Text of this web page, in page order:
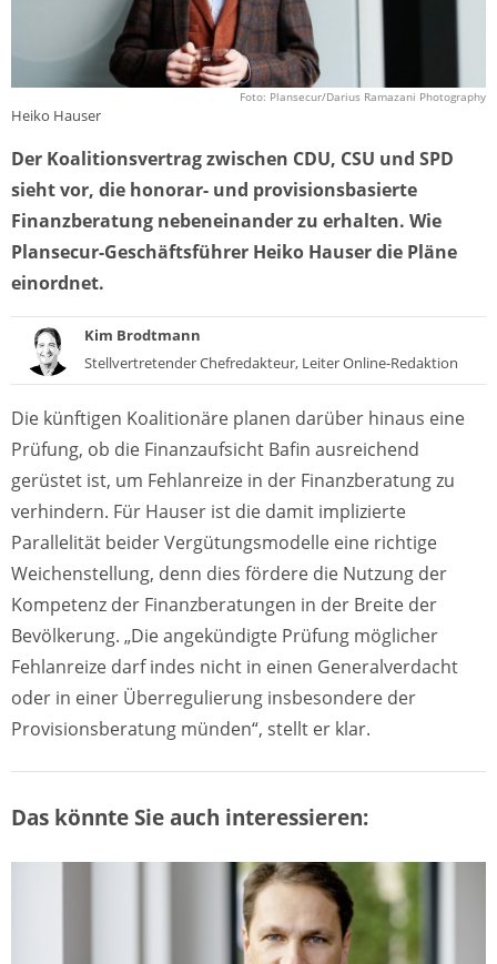
Foto: Plansecur/Darius Ramazani Photography
Heiko Hauser
Der Koalitionsvertrag zwischen CDU, CSU und SPD
sieht vor, die honorar- und provisionsbasierte
Finanzberatung nebeneinander zu erhalten. Wie
Plansecur-Geschäftsführer Heiko Hauser die Pläne
einordnet.
Kim Brodtmann
Stellvertretender Chefredakteur, Leiter Online-Redaktion
Die künftigen Koalitionäre planen darüber hinaus eine
Prüfung, ob die Finanzaufsicht Bafin ausreichend
gerüstet ist, um Fehlanreize in der Finanzberatung zu
verhindern. Für Hauser ist die damit implizierte
Parallelität beider Vergütungsmodelle eine richtige
Weichenstellung, denn dies fördere die Nutzung der
Kompetenz der Finanz­beratungen in der Breite der
Bevölkerung. „Die angekündigte Prüfung möglicher
Fehlanreize darf indes nicht in einen Generalverdacht
oder in einer Über­regulierung insbesondere der
Provisionsberatung münden“, stellt er klar.
Das könnte Sie auch interessieren: